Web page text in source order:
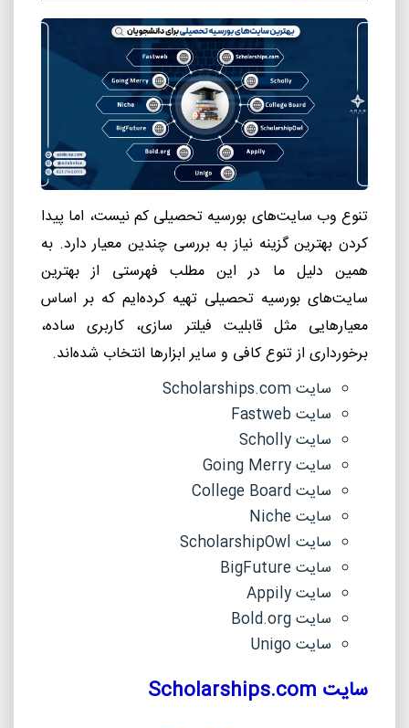
تنوع وب سایتهای بورسیه تحصیلی کم نیست، اما پیدا
کردن بهترین گزینه نیاز به بررسی چندین معیار دارد. به
همین دلیل ما در این مطلب فهرستی از بهترین
سایتهای بورسیه تحصیلی تهیه کردهایم که بر اساس
معیارهایی مثل قابلیت فیلتر سازی، کاربری ساده،
برخورداری از تنوع کافی و سایر ابزارها انتخاب شدهاند.
سایتScholarships.com
سایت Fastweb
سایتScholly
سایتGoing Merry
سایتCollege Board
سایتNiche
سایت ScholarshipOwl
سایتBigFuture
سایتAppily
سایتBold.org
سایت Unigo
سایت Scholarships.com